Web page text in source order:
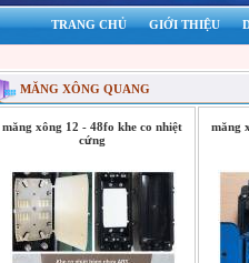
TRANG CHỦ GIỚI THIỆU
MĂNG XÔNG QUANG
măng xông 12 - 48fo khe co nhiệt
cứng
măng